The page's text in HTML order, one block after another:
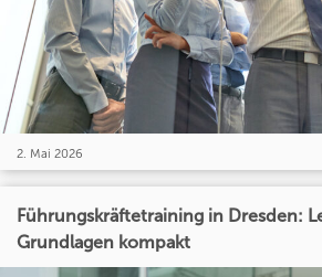
2. Mai 2026
Führungskräftetraining in Dresden:
Grundlagen kompakt